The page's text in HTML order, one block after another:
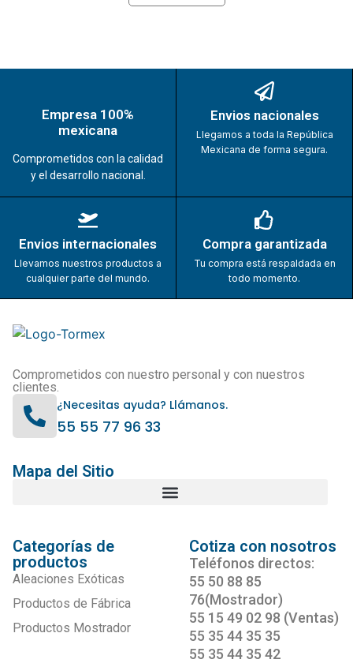
Empresa 100%
mexicana
Comprometidos con la calidad
y el desarrollo nacional.
Envios nacionales
Llegamos a toda la República
Mexicana de forma segura.
Envios internacionales
Llevamos nuestros productos a
cualquier parte del mundo.
Compra garantizada
Tu compra está respaldada en
todo momento.
Comprometidos con nuestro personal y con nuestros
clientes.
¿Necesitas ayuda? Llámanos.
55 55 77 96 33
Mapa del Sitio
Categorías de
productos
Aleaciones Exóticas
Productos de Fábrica
Productos Mostrador
Cotiza con nosotros
Teléfonos directos:
55 50 88 85
76(Mostrador)
55 15 49 02 98 (Ventas)
55 35 44 35 35
55 35 44 35 42